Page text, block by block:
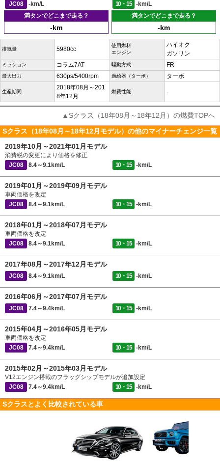
JC08
-km/L 10・15
-km/L
満タンでどこまで走る？
-km
満タンでどこまで走る？
-km
排気量 5980cc
使用燃料
エンジン
ハイオク
ガソリン
ミッション コラム7AT 駆動方式 FR
最大出力 630ps/5400rpm 過給器（ターボ） ターボ
生産期間
2018年08月～201
8年12月
燃費性能 -
▲Sクラス（18年08月～18年12月）の燃費TOPへ
Sクラス（18年08月～18年12月モデル）の他のマイナーチェンジ一覧
2019年10月～2021年01月モデル
消費税の変更により価格を修正
JC08
8.4～9.1km/L 10・15 -km/L
2019年01月～2019年09月モデル
車両価格を改定
JC08
8.4～9.1km/L 10・15 -km/L
2018年01月～2018年07月モデル
車両価格を改定
JC08
8.4～9.1km/L 10・15 -km/L
2017年08月～2017年12月モデル
JC08 8.4～9.1km/L 10・15 -km/L
2016年06月～2017年07月モデル
JC08 7.4～9.4km/L 10・15 -km/L
2015年04月～2016年05月モデル
車両価格を改定
JC08
7.4～9.4km/L 10・15 -km/L
2015年02月～2015年03月モデル
V12エンジン搭載のフラッグシップモデルが追加設定
JC08
7.4～9.4km/L 10・15 -km/L
Sクラスとよく比較されている車